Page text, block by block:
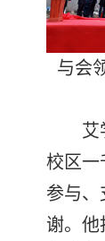
与会
艾学
校区一
参与、
谢。他